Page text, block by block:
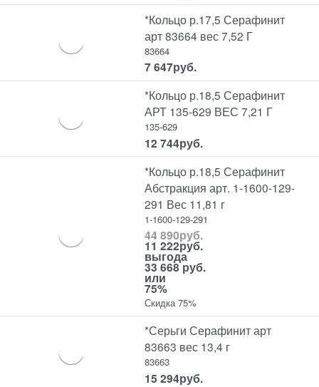
*Кольцо р.17,5 Серафинит
арт 83664 вес 7,52 Г
83664
7 647руб.
*Кольцо р.18,5 Серафинит
АРТ 135-629 ВЕС 7,21 Г
135-629
12 744руб.
*Кольцо р.18,5 Серафинит
Абстракция арт. 1-1600-129-
291 Вес 11,81 г
1-1600-129-291
44 890руб.
11 222руб.
выгода
33 668 руб.
или
75%
Скидка 75%
*Серьги Серафинит арт
83663 вес 13,4 г
83663
15 294руб.